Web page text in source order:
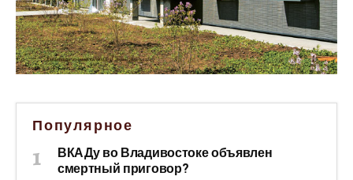
Популярное
ВКАДу во Владивостоке объявлен
смертный приговор?